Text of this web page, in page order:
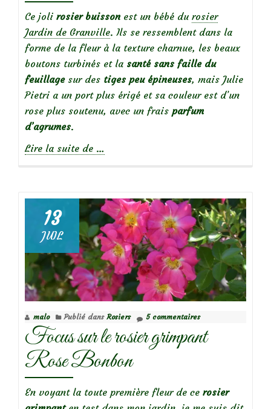
Ce joli rosier buissonest un bébé du rosier
Jardin de Granville. Ils se ressemblent dans la
forme de la fleur à la texture charnue, les beaux
boutons turbinés et la santé sans faille du
feuillagesur des tiges peu épineuses, mais Julie
Pietri a un port plus érigé et sa couleur est d’un
rose plus soutenu, avec un frais parfum
d’agrumes.
Lire la suite de
Focus
sur
le
Rosier
Julie
Pietri
…
13
JUIL
malo Publié dans Rosiers 5 commentaires
Focus sur le rosier grimpant
Rose Bonbon
En voyant la toute première fleur de ce rosier